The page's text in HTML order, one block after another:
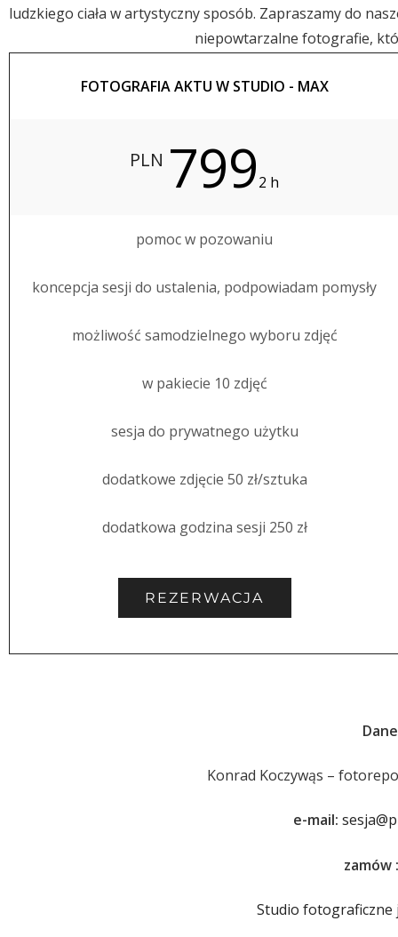
ludzkiego ciała w artystyczny sposób. Zapraszamy do
niepowtarzalne fotografie,
FOTOGRAFIA AKTU W STUDIO - MAX
PLN 7992 h
pomoc w pozowaniu
koncepcja sesji do ustalenia, podpowiadam pomysły
możliwość samodzielnego wyboru zdjęć
w pakiecie 10 zdjęć
sesja do prywatnego użytku
dodatkowe zdjęcie 50 zł/sztuka
dodatkowa godzina sesji 250 zł
REZERWACJA
Konrad Koczywąs –
e-mail:
zamów :
Studio